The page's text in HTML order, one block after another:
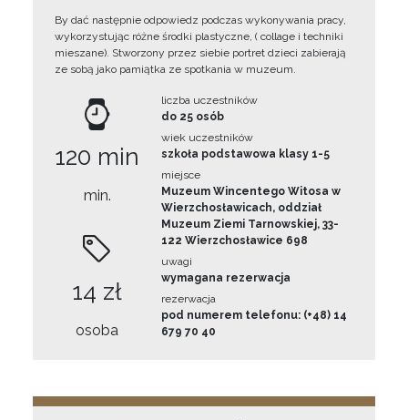
By dać następnie odpowiedz podczas wykonywania pracy,
wykorzystując różne środki plastyczne, ( collage i techniki
mieszane). Stworzony przez siebie portret dzieci zabierają
ze sobą jako pamiątka ze spotkania w muzeum.
120 min
min.
14 zł
osoba
liczba uczestników
do 25 osób
wiek uczestników
szkoła podstawowa klasy 1-5
miejsce
Muzeum Wincentego Witosa w
Wierzchosławicach, oddział
Muzeum Ziemi Tarnowskiej, 33-
122 Wierzchosławice 698
uwagi
wymagana rezerwacja
rezerwacja
pod numerem telefonu: (+48) 14
679 70 40